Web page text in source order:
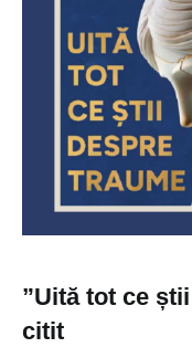
”Uită tot ce
citit